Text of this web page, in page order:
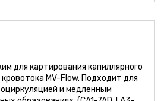
для картирования капиллярного
MV-Flow. Подходит для
и медленным